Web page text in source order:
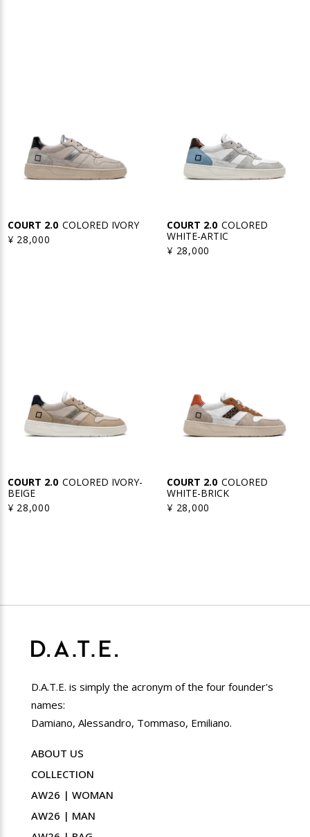
COURT 2.0 COLORED IVORY
¥ 28,000
COURT 2.0 COLORED
WHITE-ARTIC
¥ 28,000
COURT 2.0 COLORED IVORY-
BEIGE
¥ 28,000
COURT 2.0 COLORED
WHITE-BRICK
¥ 28,000
D.A.T.E. is simply the acronym of the four founder's
names:
Damiano, Alessandro, Tommaso, Emiliano.
ABOUT US
COLLECTION
AW26 | WOMAN
AW26 | MAN